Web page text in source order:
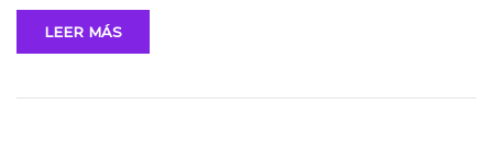
LEER MÁS